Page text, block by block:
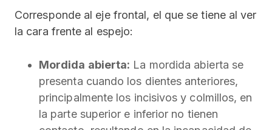
Corresponde al eje frontal, el que se tiene al ver
la cara frente al espejo:
Mordida abierta: La mordida abierta se
presenta cuando los dientes anteriores,
principalmente los incisivos y colmillos, en
la parte superior e inferior no tienen